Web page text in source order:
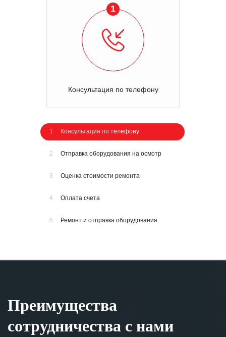
1
Консультация по телефону
1 Консультация по телефону
2 Отправка оборудования на осмотр
3 Оценка стоимости ремонта
4 Оплата счета
5 Ремонт и отправка оборудования
Преимущества
сотрудничества с нами